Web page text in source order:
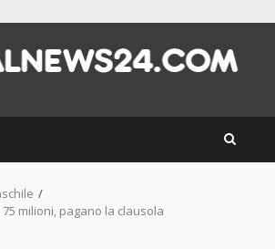
75 milioni, pagano la clausola